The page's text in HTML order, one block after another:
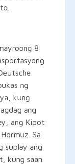
8
ng
kung
ang
ang Kipot
Sa
suplay ang
kung saan